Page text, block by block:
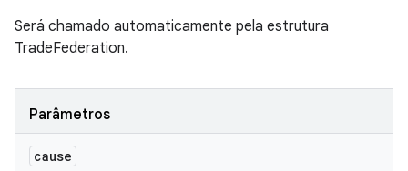
Será chamado automaticamente pela estrutura
TradeFederation.
Parâmetros
cause